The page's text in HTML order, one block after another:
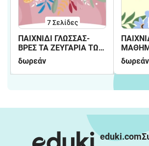
7Σελίδες
ΠΑΙΧΝΙΔΙ ΓΛΩΣΣΑΣ-
ΒΡΕΣ ΤΑ ΖΕΥΓΑΡΙΑ ΤΩΝ
ΓΡΑΜΜΑΤΩΝ(ΚΕΦΑΛΑΙΑ-
ΠΕΖΑ)
δωρεάν
ΤΑ
δωρεάν
eduki.com